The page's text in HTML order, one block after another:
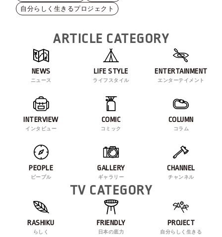
自分らしく生きるプロジェクト
ARTICLE CATEGORY
NEWS
ニュース
LIFE STYLE
ライフスタイル
ENTERTAINMENT
エンターテイメント
INTERVIEW
インタビュー
COMIC
コミック
COLUMN
コラム
PEOPLE
ピープル
GALLERY
ギャラリー
CHANNEL
チャンネル
TV CATEGORY
RASHIKU
らしく
FRIENDLY
日本の底力
PROJECT
自分らしく生きる